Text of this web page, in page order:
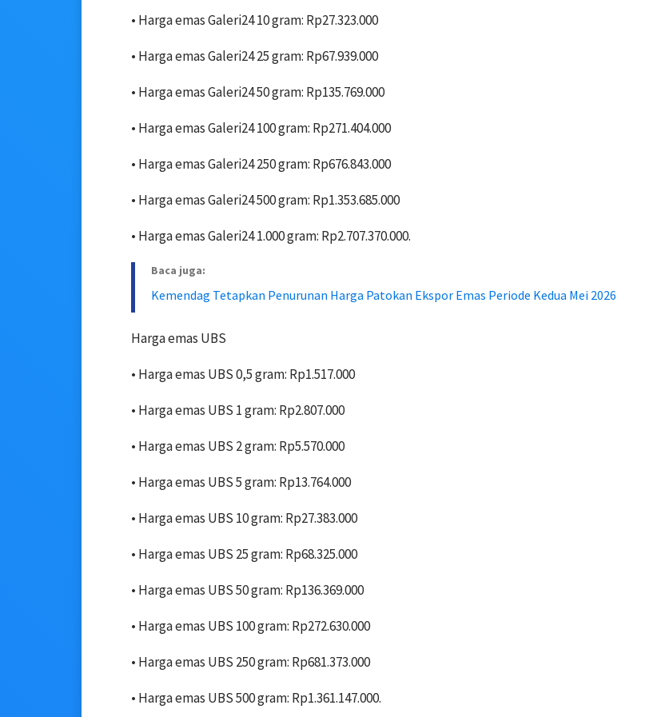
• ‎Harga emas Galeri24 10 gram: Rp27.323.000
• ‎Harga emas Galeri24 25 gram: Rp67.939.000
• ‎Harga emas Galeri24 50 gram: Rp135.769.000
• ‎Harga emas Galeri24 100 gram: Rp271.404.000
• ‎Harga emas Galeri24 250 gram: Rp676.843.000
• ‎Harga emas Galeri24 500 gram: Rp1.353.685.000
• ‎Harga emas Galeri24 1.000 gram: Rp2.707.370.000.
Baca juga:
Kemendag Tetapkan Penurunan Harga Patokan Ekspor Emas Periode Kedua Mei 2026
Harga emas UBS
• Harga emas UBS 0,5 gram: Rp1.517.000
• ‎Harga emas UBS 1 gram: Rp2.807.000
• ‎Harga emas UBS 2 gram: Rp5.570.000
• ‎Harga emas UBS 5 gram: Rp13.764.000
• ‎Harga emas UBS 10 gram: Rp27.383.000
• ‎Harga emas UBS 25 gram: Rp68.325.000
• ‎Harga emas UBS 50 gram: Rp136.369.000
• ‎Harga emas UBS 100 gram: Rp272.630.000
• ‎Harga emas UBS 250 gram: Rp681.373.000
• ‎Harga emas UBS 500 gram: Rp1.361.147.000.